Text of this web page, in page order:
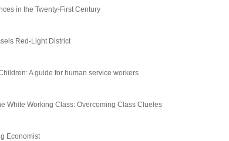
in the Twenty-First Century
Red-Light District
A guide for human service workers
White Working Class: Overcoming Class Clueles
Economist